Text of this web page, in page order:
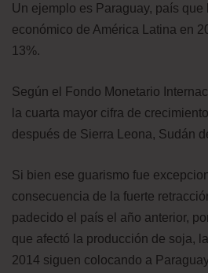
Un ejemplo es Paraguay, país
económico de América Latina en
13%.
Según el Fondo Monetario
la cuarta mayor cifra de
después de Sierra Leona, Sudán
Si bien ese guarismo fue
consecuencia de la fuerte
padecido el país el año anterior,
que afectó la producción de soja,
2014 siguen colocando a